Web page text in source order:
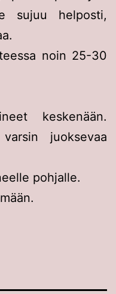
sujuu helposti,
noin 25-30
keskenään.
juoksevaa
pohjalle.